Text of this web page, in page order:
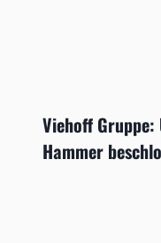
Viehoff
Hammer